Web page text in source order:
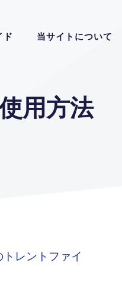
ド 当サイトについて
用方法
レントファイ